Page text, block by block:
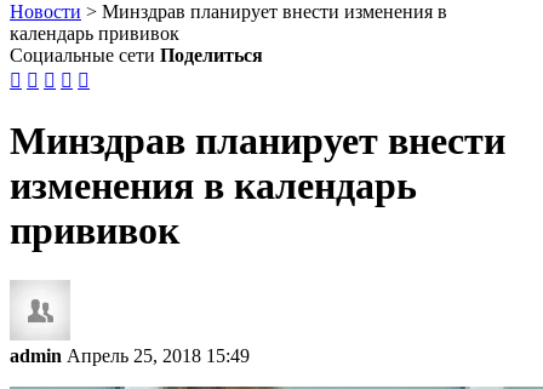
Новости > Минздрав планирует внести изменения в
календарь прививок
Социальные сети Поделиться
    
Минздрав планирует внести
изменения в календарь
прививок
admin Апрель 25, 2018 15:49